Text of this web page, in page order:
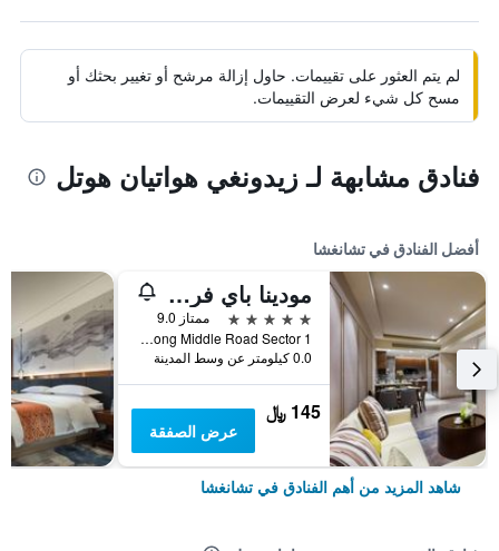
لم يتم العثور على تقييمات. حاول إزالة مرشح أو تغيير بحثك أو
مسح كل شيء لعرض التقييمات.
فنادق مشابهة لـ زيدونغي هواتيان هوتل
أفضل الفنادق في تشانغشا
مودينا باي فريزر تشانجشا
5 نجوم
ممتاز 9.0
No. 416 Furong Middle Road Sector 1, تشانغشا, الصين
0.0 كيلومتر عن وسط المدينة
145 ﷼
عرض الصفقة
شاهد المزيد من أهم الفنادق في تشانغشا